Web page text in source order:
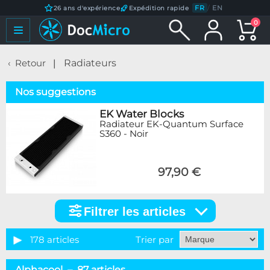
26 ans d'expérience Expédition rapide FR / EN
0
Retour Radiateurs
Nos suggestions
EK Water Blocks
Radiateur EK-Quantum Surface
S360 - Noir
97,90 €
articles
Catégorie
Filtrer les articles
178 articles Trier par